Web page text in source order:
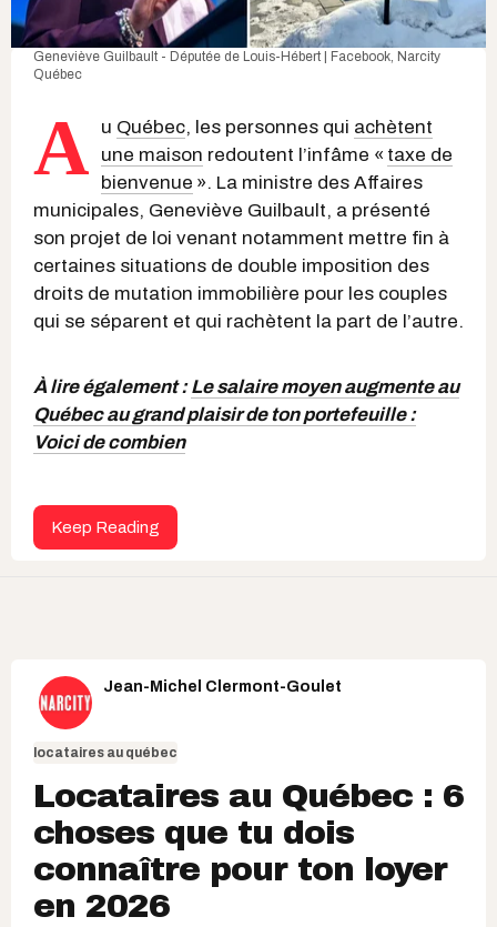
Geneviève Guilbault - Députée de Louis-Hébert | Facebook , Narcity
Québec
A u Québec, les personnes qui achètent
une maison redoutent l’infâme « taxe de
bienvenue ». La ministre des Affaires
municipales, Geneviève Guilbault, a présenté
son projet de loi venant notamment mettre fin à
certaines situations de double imposition des
droits de mutation immobilière pour les couples
qui se séparent et qui rachètent la part de l’autre.
À lire également :Le salaire moyen augmente au
Québec au grand plaisir de ton portefeuille :
Voici de combien
Keep Reading
Jean-Michel Clermont-Goulet
locataires au québec
Locataires au Québec : 6
choses que tu dois
connaître pour ton loyer
en 2026